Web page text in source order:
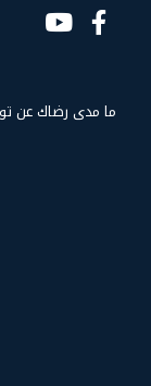
Social
Media
ما مدى رضاك عن